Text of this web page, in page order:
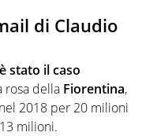
di Claudio
stato il caso
rosa della Fiorentina,
2018 per 20 milioni
milioni.